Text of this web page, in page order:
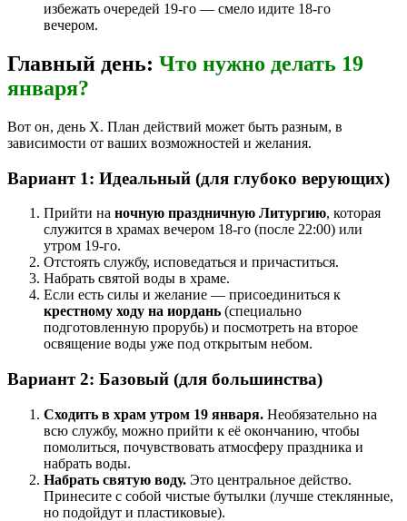
избежать очередей 19-го — смело идите 18-го
вечером.
Главный день: Что нужно делать 19
января?
Вот он, день Х. План действий может быть разным, в
зависимости от ваших возможностей и желания.
Вариант 1: Идеальный (для глубоко верующих)
Прийти на ночную праздничную Литургию, которая
служится в храмах вечером 18-го (после 22:00) или
утром 19-го.
Отстоять службу, исповедаться и причаститься.
Набрать святой воды в храме.
Если есть силы и желание — присоединиться к
крестному ходу на иордань (специально
подготовленную прорубь) и посмотреть на второе
освящение воды уже под открытым небом.
Вариант 2: Базовый (для большинства)
Сходить в храм утром 19 января. Необязательно на
всю службу, можно прийти к её окончанию, чтобы
помолиться, почувствовать атмосферу праздника и
набрать воды.
Набрать святую воду. Это центральное действо.
Принесите с собой чистые бутылки (лучше стеклянные,
но подойдут и пластиковые).